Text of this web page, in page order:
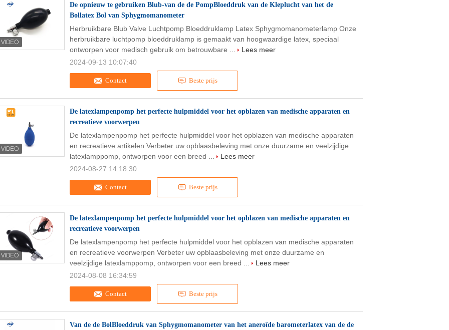
De opnieuw te gebruiken Blub-van de de PompBloeddruk van de Kleplucht van het de
Bollatex Bol van Sphygmomanometer
Contact Beste prijs
Herbruikbare Blub Valve Luchtpomp Bloeddruklamp Latex Sphygmomanometerlamp Onze
herbruikbare luchtpomp bloeddruklamp is gemaakt van hoogwaardige latex, speciaal
ontworpen voor medisch gebruik om betrouwbare ...
Lees meer
2024-09-13 10:07:40
De latexlampenpomp het perfecte hulpmiddel voor het opblazen van medische apparaten en
recreatieve voorwerpen
Contact Beste prijs
De latexlampenpomp het perfecte hulpmiddel voor het opblazen van medische apparaten
en recreatieve artikelen Verbeter uw opblaasbeleving met onze duurzame en veelzijdige
latexlamppomp, ontworpen voor een breed ...
Lees meer
2024-08-27 14:18:30
De latexlampenpomp het perfecte hulpmiddel voor het opblazen van medische apparaten en
recreatieve voorwerpen
Contact Beste prijs
De latexlampenpomp het perfecte hulpmiddel voor het opblazen van medische apparaten
en recreatieve voorwerpen Verbeter uw opblaasbeleving met onze duurzame en
veelzijdige latexlamppomp, ontworpen voor een breed ...
Lees meer
2024-08-08 16:34:59
Van de de BolBloeddruk van Sphygmomanometer van het aneroïde barometerlatex van de de